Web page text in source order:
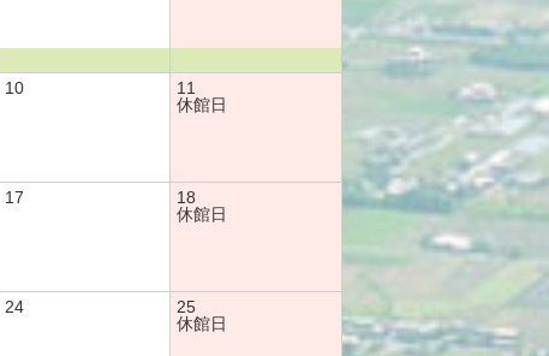
10
11
休館日
17
18
休館日
24
25
休館日